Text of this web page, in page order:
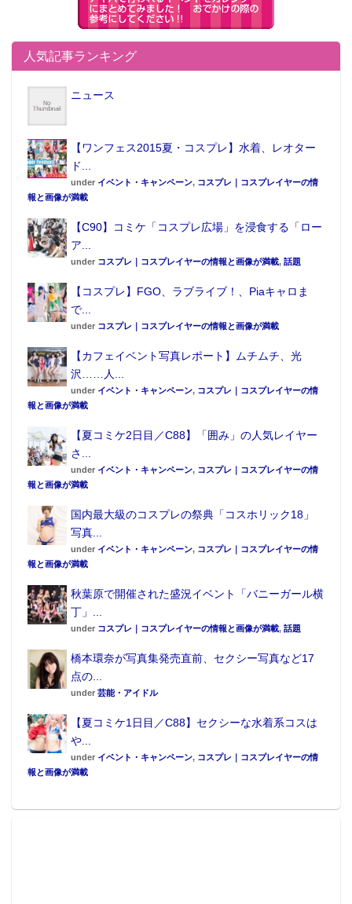
人気記事ランキング
ニュース
【ワンフェス2015夏・コスプレ】水着、レオター
ド...
under イベント・キャンペーン, コスプレ｜コスプレイヤーの情
報と画像が満載
【C90】コミケ「コスプレ広場」を浸食する「ロー
ア...
under コスプレ｜コスプレイヤーの情報と画像が満載, 話題
【コスプレ】FGO、ラブライブ！、Piaキャロま
で...
under コスプレ｜コスプレイヤーの情報と画像が満載
【カフェイベント写真レポート】ムチムチ、光
沢……人...
under イベント・キャンペーン, コスプレ｜コスプレイヤーの情
報と画像が満載
【夏コミケ2日目／C88】「囲み」の人気レイヤー
さ...
under イベント・キャンペーン, コスプレ｜コスプレイヤーの情
報と画像が満載
国内最大級のコスプレの祭典「コスホリック18」
写真...
under イベント・キャンペーン, コスプレ｜コスプレイヤーの情
報と画像が満載
秋葉原で開催された盛況イベント「バニーガール横
丁」...
under コスプレ｜コスプレイヤーの情報と画像が満載, 話題
橋本環奈が写真集発売直前、セクシー写真など17
点の...
under 芸能・アイドル
【夏コミケ1日目／C88】セクシーな水着系コスは
や...
under イベント・キャンペーン, コスプレ｜コスプレイヤーの情
報と画像が満載